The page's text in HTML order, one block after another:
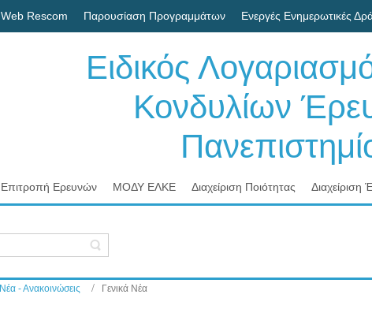
Web Rescom Παρουσίαση Προγραμμάτων Ενεργές Ενημερωτικές
Ειδικός
Κονδυλίων
Επιτροπή Ερευνών ΜΟΔΥ ΕΛΚΕ Διαχείριση Ποιότητας Διαχείριση
Νέα - Ανακοινώσεις Γενικά Νέα